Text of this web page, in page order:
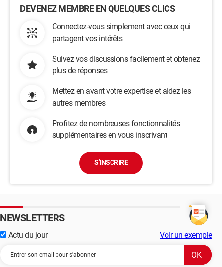
DEVENEZ MEMBRE EN QUELQUES CLICS
Connectez-vous simplement avec ceux qui
partagent vos intérêts
Suivez vos discussions facilement et obtenez
plus de réponses
Mettez en avant votre expertise et aidez les
autres membres
Profitez de nombreuses fonctionnalités
supplémentaires en vous inscrivant
S'INSCRIRE
NEWSLETTERS
Actu du jour Voir un exemple